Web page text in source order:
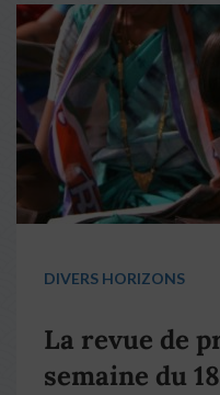
DIVERS HORIZONS
La revue de
semaine du